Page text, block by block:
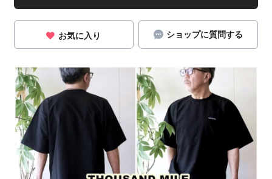
お気に入り ショップに質問する